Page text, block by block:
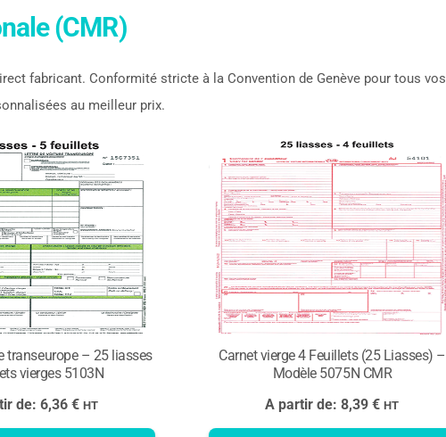
(CMR)
fabricant. Conformité stricte à la Convention de Genève pour tous vos
au meilleur prix.
transeurope – 25 liasses
vierges 5103N
de:6,36€ HT
Carnet vierge 4 Feuillets (25 Liasses) –
Modèle 5075N CMR
A partir de:8,39€ HT